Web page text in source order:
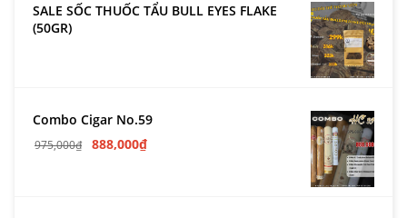
SALE SỐC THUỐC TẨU BULL EYES FLAKE
(50GR)
Combo Cigar No.59
975,000₫ 888,000₫